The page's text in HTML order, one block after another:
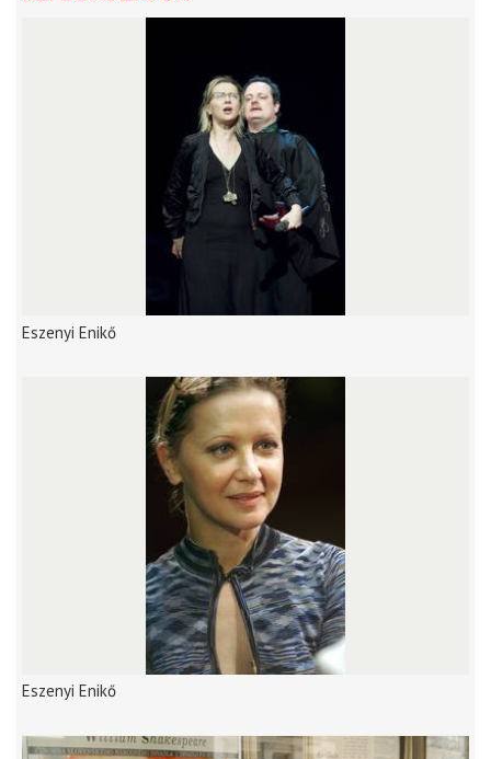
Eszenyi Enikő
Eszenyi Enikő